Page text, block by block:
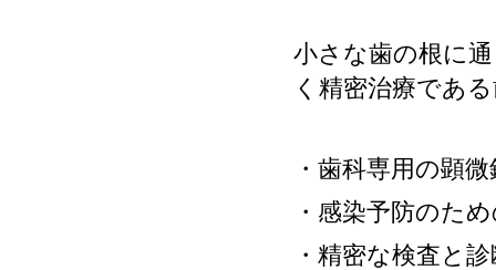
小さな歯の根に
く精密治療であ
・歯科専用の顕
・感染予防のた
・精密な検査と